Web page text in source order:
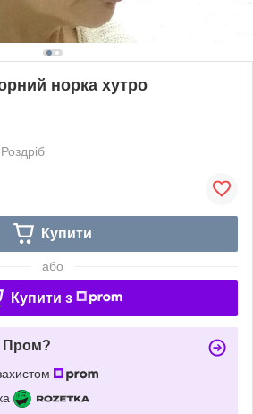
норка хутро
Роздріб
Купити
або
Купити з
Пром?